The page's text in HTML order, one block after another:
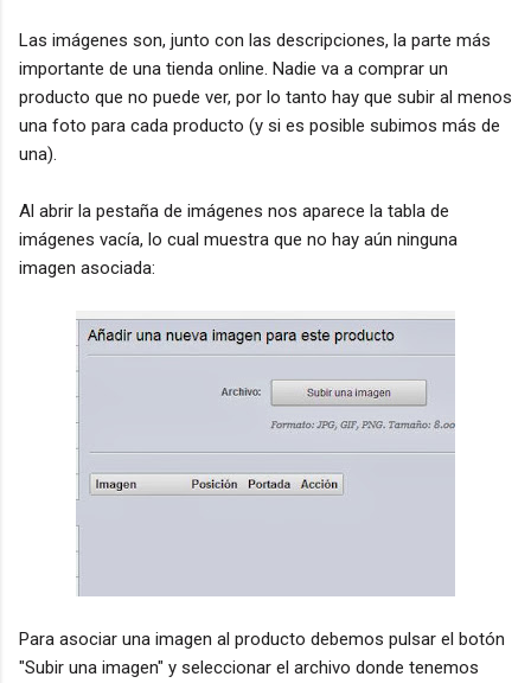
Las imágenes son, junto con las descripciones, la parte más
importante de una tienda online. Nadie va a comprar un
producto que no puede ver, por lo tanto hay que subir al menos
una foto para cada producto (y si es posible subimos más de
una).
Al abrir la pestaña de imágenes nos aparece la tabla de
imágenes vacía, lo cual muestra que no hay aún ninguna
imagen asociada:
Para asociar una imagen al producto debemos pulsar el botón
"Subir una imagen" y seleccionar el archivo donde tenemos